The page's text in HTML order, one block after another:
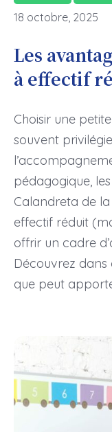
18 octobre, 2025
Les
à effectif
Choisir une
souvent
pédagogique,
Calandreta de
effectif réduit
offrir un cadre
Découvrez dans
que peut